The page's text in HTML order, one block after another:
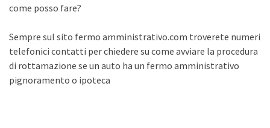
come posso fare?
Sempre sul sito fermo amministrativo.com troverete numeri
telefonici contatti per chiedere su come avviare la procedura
di rottamazione se un auto ha un fermo amministrativo
pignoramento o ipoteca